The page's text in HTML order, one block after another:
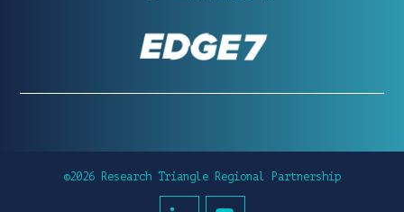
©2026 Research Triangle Regional Partnership